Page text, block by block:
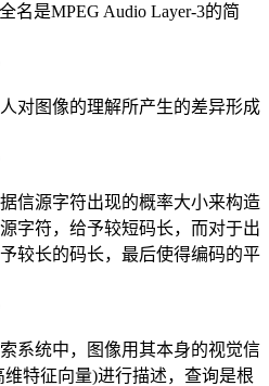
名是MPEG Audio Layer-3的简
对图像的理解所产生的差异形成
信源字符出现的概率大小来构造
字符，给予较短码长，而对于出
较长的码长，最后使得编码的平
系统中，图像用其本身的视觉信
特征向量)进行描述，查询是根